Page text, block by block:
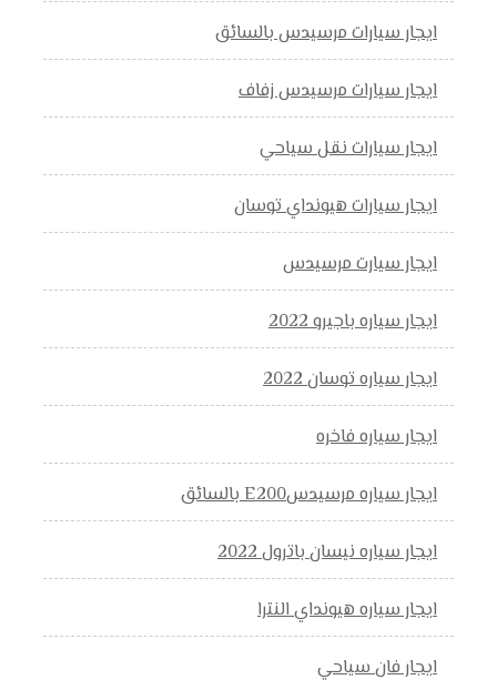
ايجار سيارات مرسيدس بالسائق
ايجار سيارات مرسيدس زفاف
ايجار سيارات نقل سياحي
ايجار سيارات هيونداي توسان
ايجار سيارت مرسيدس
ايجار سياره باجيرو 2022
ايجار سياره توسان 2022
ايجار سياره فاخره
ايجار سياره مرسيدسE200 بالسائق
ايجار سياره نيسان باترول 2022
ايجار سياره هيونداي النترا
ايجار فان سياحي